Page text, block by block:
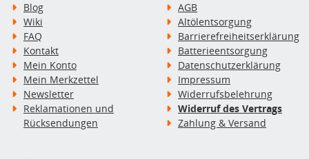
Blog
Wiki
FAQ
Kontakt
Mein Konto
Mein Merkzettel
Newsletter
Reklamationen und
Rücksendungen
AGB
Altölentsorgung
Barrierefreiheitserklärung
Batterieentsorgung
Datenschutzerklärung
Impressum
Widerrufsbelehrung
Widerruf des Vertrags
Zahlung & Versand